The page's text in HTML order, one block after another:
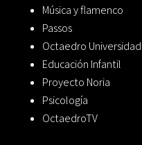
Música y flamenco
Passos
Octaedro Universidad
Educación Infantil
Proyecto Noria
Psicología
OctaedroTV